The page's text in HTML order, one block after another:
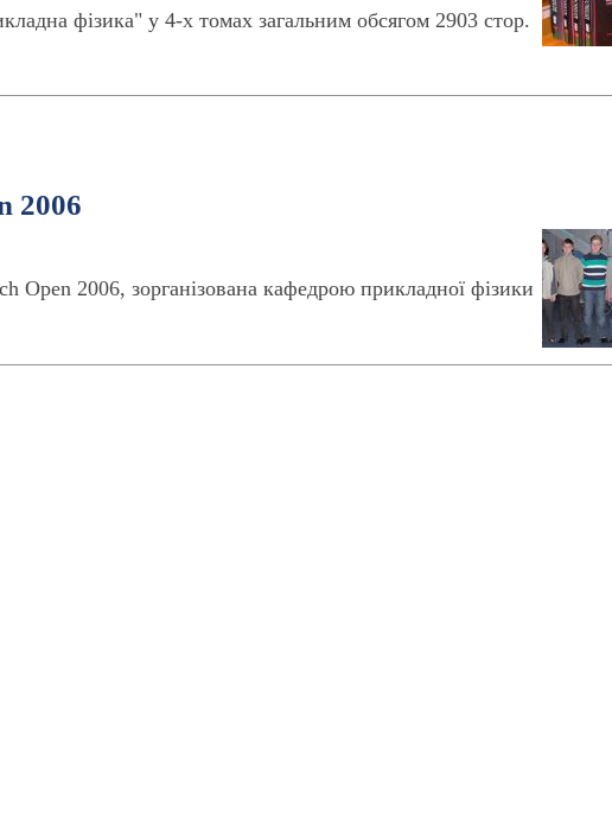
фізика" у 4-х томах загальним обсягом 2903 стор.
2006
Open 2006, зорганізована кафедрою прикладної фізики